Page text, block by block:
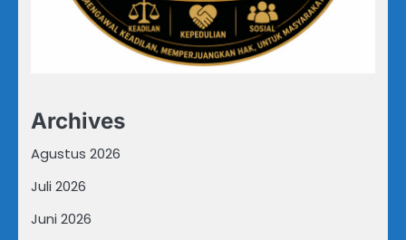
Archives
Agustus 2026
Juli 2026
Juni 2026